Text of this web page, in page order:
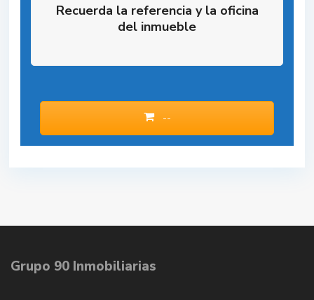
Recuerda la referencia y la oficina
del inmueble
--
Grupo 90 Inmobiliarias